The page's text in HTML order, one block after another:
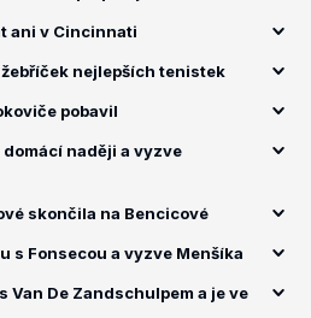
ani v Cincinnati
nejlepších tenistek
pobavil
naději a vyzve
skončila na Bencicové
s Fonsecou a vyzve Menšíka
Van De Zandschulpem a je ve